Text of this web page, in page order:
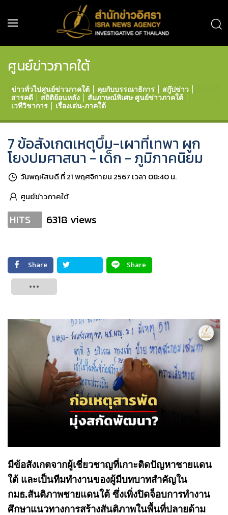
ศูนย์ข่าวภาคใต้
ข่าวทั่วไปศูนย์ข่าวภาคใต้ คุยกับบรรณาธิการ
สกู๊ปข่าว
สารคดี
สถิติย้อนหลัง
สัมภาษณ์พิเศษ ศูนย์ข่าวภาคใต้
เวทีวิชาการ
เรื่องเด่น-ภาคใต้
7 ข้อสังเกตเหตุบึ้ม-เผาที่เทพา ผูก
โยงปมศาสนา - เด็ก - ภูมิภาคนิยม
วันพฤหัสบดี ที่ 21 พฤศจิกายน 2567 เวลา 08:40 น.
ศูนย์ข่าวภาคใต้
HITS 6318 views
Share
Share
มีข้อสังเกตจากผู้เชี่ยวชาญที่เกาะติดปัญหาชายแดน
ใต้ และเป็นทีมทำงานของผู้มีบทบาทสำคัญใน
กมธ.สันติภาพชายแดนใต้ ซึ่งเพิ่งปิดจ็อบการทำงาน
ศึกษาแนวทางการสร้างสันติภาพในพื้นที่ปลายด้าม